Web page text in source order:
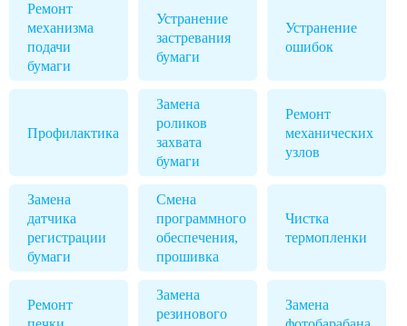
Ремонт
механизма
подачи
бумаги
Устранение
застревания
бумаги
Устранение
ошибок
Профилактика
Замена
роликов
захвата
бумаги
Ремонт
механических
узлов
Замена
датчика
регистрации
бумаги
Смена
программного
обеспечения,
прошивка
Чистка
термопленки
Ремонт
Замена
резинового
Замена